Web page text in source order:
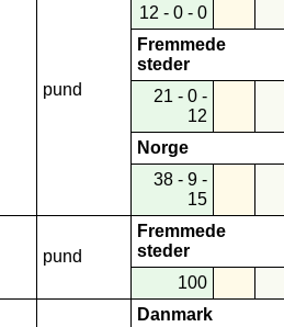
pund
12 - 0 - 0
Fremmede
steder
21 - 0 -
12
Norge
38 - 9 -
15
pund
Fremmede
steder
100
Danmark